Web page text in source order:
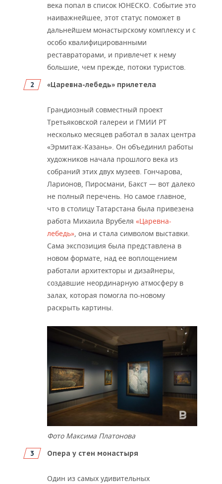
ВОДНЫЕ ВИДЫ СПОРТА
ХОККЕЙ С МЯЧОМ
ОБРАЗОВАНИЕ
ПРОИСШЕСТВИЯ
века попал в список ЮНЕСКО. Событие это
наиважнейшее, этот статус поможет в
дальнейшем монастырскому комплексу и с
особо квалифицированными
реставраторами, и привлечет к нему
большие, чем прежде, потоки туристов.
«Царевна-лебедь» прилетела
Грандиозный совместный проект
Третьяковской галереи и ГМИИ РТ
несколько месяцев работал в залах центра
«Эрмитаж-Казань». Он объединил работы
художников начала прошлого века из
собраний этих двух музеев. Гончарова,
Ларионов, Пиросмани, Бакст — вот далеко
не полный перечень. Но самое главное,
что в столицу Татарстана была привезена
работа Михаила Врубеля «Царевна-
лебедь», она и стала символом выставки.
Сама экспозиция была представлена в
новом формате, над ее воплощением
работали архитекторы и дизайнеры,
создавшие неординарную атмосферу в
залах, которая помогла по-новому
раскрыть картины.
Фото Максима Платонова
Опера у стен монастыря
Один из самых удивительных